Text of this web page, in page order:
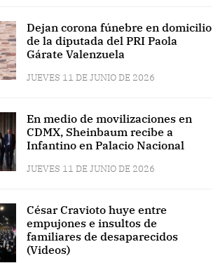
Dejan corona fúnebre en domicilio
de la diputada del PRI Paola
Gárate Valenzuela
JUEVES 11 DE JUNIO DE 2026
En medio de movilizaciones en
CDMX, Sheinbaum recibe a
Infantino en Palacio Nacional
JUEVES 11 DE JUNIO DE 2026
César Cravioto huye entre
empujones e insultos de
familiares de desaparecidos
(Videos)